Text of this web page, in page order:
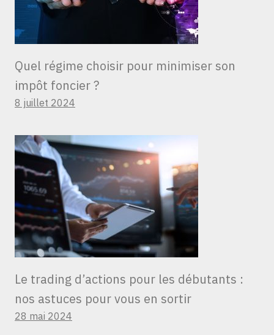
Quel régime choisir pour minimiser son
impôt foncier ?
8 juillet 2024
Le trading d’actions pour les débutants :
nos astuces pour vous en sortir
28 mai 2024